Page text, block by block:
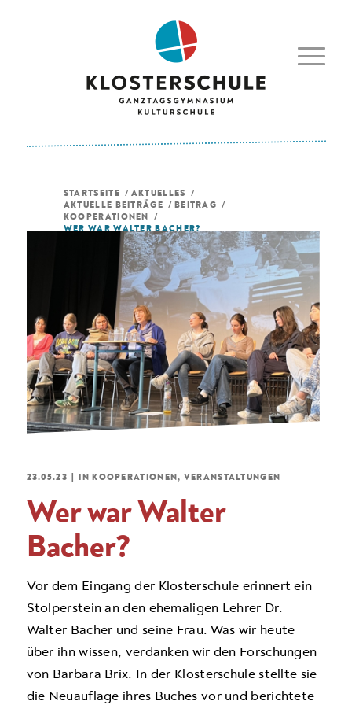
STARTSEITE / AKTUELLES
/
AKTUELLE BEITRÄGE / BEITRAG /
KOOPERATIONEN
/
WER WAR WALTER BACHER?
23.05.23 INKOOPERATIONEN, VERANSTALTUNGEN
Wer war Walter
Bacher?
Vor dem Eingang der Klosterschule erinnert ein
Stolperstein an den ehemaligen Lehrer Dr.
Walter Bacher und seine Frau. Was wir heute
über ihn wissen, verdanken wir den Forschungen
von Barbara Brix. In der Klosterschule stellte sie
die Neuauflage ihres Buches vor und berichtete